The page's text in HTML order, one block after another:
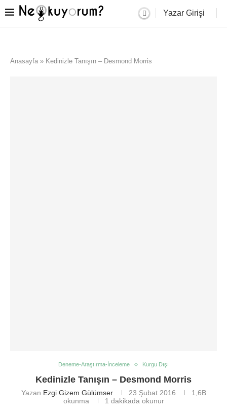
Yazar Girişi
Anasayfa » Kedinizle Tanışın – Desmond Morris
Deneme-Araştırma-İnceleme Kurgu Dışı
Kedinizle Tanışın – Desmond Morris
Yazan Ezgi Gizem Gülümser 23 Şubat 2016
1,6B
okunma
1 dakikada okunur